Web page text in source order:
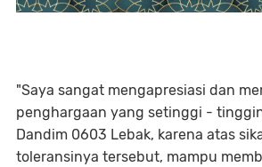
"Saya sangat mengapresiasi dan
penghargaan yang setinggi -
Dandim 0603 Lebak, karena atas
toleransinya tersebut, mampu